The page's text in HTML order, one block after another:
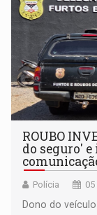
ROUBO
do seguro'
Polícia
Dono do